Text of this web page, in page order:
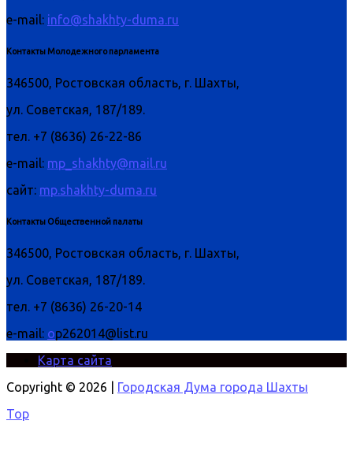
e-mail: info@shakhty-duma.ru
Контакты Молодежного парламента
346500, Ростовская область, г. Шахты,
ул. Советская, 187/189.
тел. +7 (8636) 26-22-86
e-mail: mp_shakhty@mail.ru
сайт: mp.shakhty-duma.ru
Контакты Общественной палаты
346500, Ростовская область, г. Шахты,
ул. Советская, 187/189.
тел. +7 (8636) 26-20-14
e-mail: op262014@list.ru
Карта сайта
Copyright © 2026 |
Городская Дума города Шахты
Top